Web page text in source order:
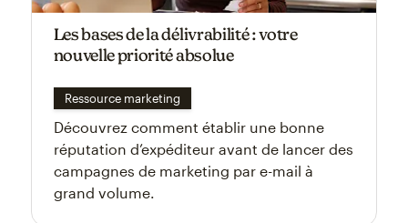
Les bases de la délivrabilité : votre
nouvelle priorité absolue
Ressource marketing
Découvrez comment établir une bonne
réputation d’expéditeur avant de lancer des
campagnes de marketing par e-mail à
grand volume.